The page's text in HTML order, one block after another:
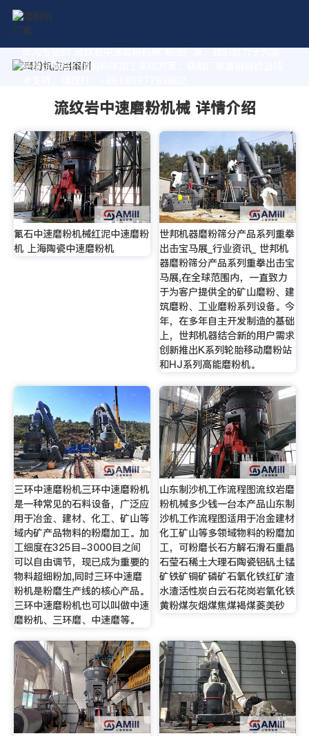
作为专业的 流纹岩中速磨粉机械 制造厂家，我们致力于为您
量身定制高价值的粉体加工系统方案。获取厂家直销报价及技
流纹岩中速磨粉机械 详情介绍
氟石中速磨粉机械红泥中速磨粉
机 上海陶瓷中速磨粉机
世邦机器磨粉筛分产品系列重拳
出击宝马展_行业资讯_ 世邦机
器磨粉筛分产品系列重拳出击宝
马展,在全球范围内，一直致力
于为客户提供全的矿山磨粉、建
筑磨粉、工业磨粉系列设备。今
年，在多年自主开发制造的基础
上，世邦机器结合新的用户需求
创新推出K系列轮胎移动磨粉站
和HJ系列高能磨粉机。
三环中速磨粉机三环中速磨粉机
是一种常见的石料设备，广泛应
用于冶金、建材、化工、矿山等
域内矿产品物料的粉磨加工。加
工细度在325目-3000目之间
可以自由调节，现已成为重要的
物料超细粉加,同时三环中速磨
粉机是粉磨生产线的核心产品。
三环中速磨粉机也可以叫做中速
磨粉机、三环磨、中速磨等。
山东制沙机工作流程图流纹岩磨
粉机械多少钱一台本产品山东制
沙机工作流程图适用于冶金建材
化工矿山等多领域物料的粉磨加
工，可粉磨长石方解石滑石重晶
石莹石稀土大理石陶瓷铝矾土锰
矿铁矿铜矿磷矿石氧化铁红矿渣
水渣活性炭白云石花岗岩氧化铁
黄粉煤灰烟煤焦煤褐煤菱美砂